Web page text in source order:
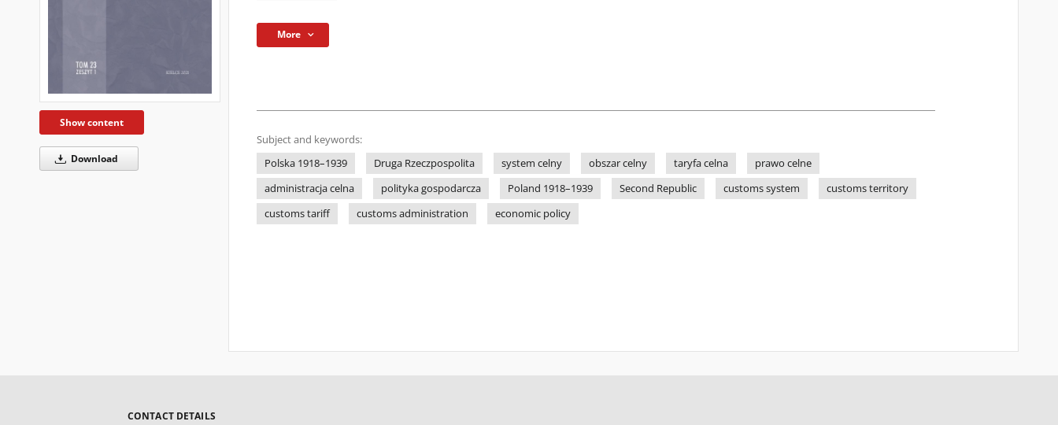
Show content
Download
More
Subject and keywords:
Polska 1918–1939
Druga Rzeczpospolita system celny obszar celny taryfa celna
prawo celne
administracja celna
polityka gospodarcza Poland 1918–1939 Second Republic customs system
customs territory
customs tariff
customs administration economic policy
CONTACT DETAILS